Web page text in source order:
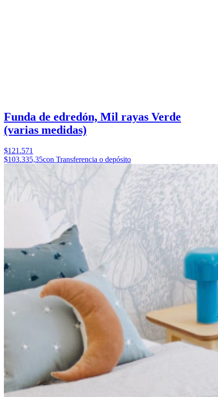
Funda de edredón, Mil rayas Verde
(varias medidas)
$121.571
$103.335,35con Transferencia o depósito